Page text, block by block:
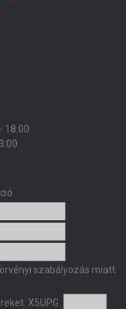
18:00
szabályozás miatt
X5UPG